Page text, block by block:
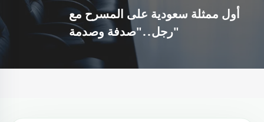
أول ممثلة سعودية على المسرح مع
رجل.."صدفة وصدمة"